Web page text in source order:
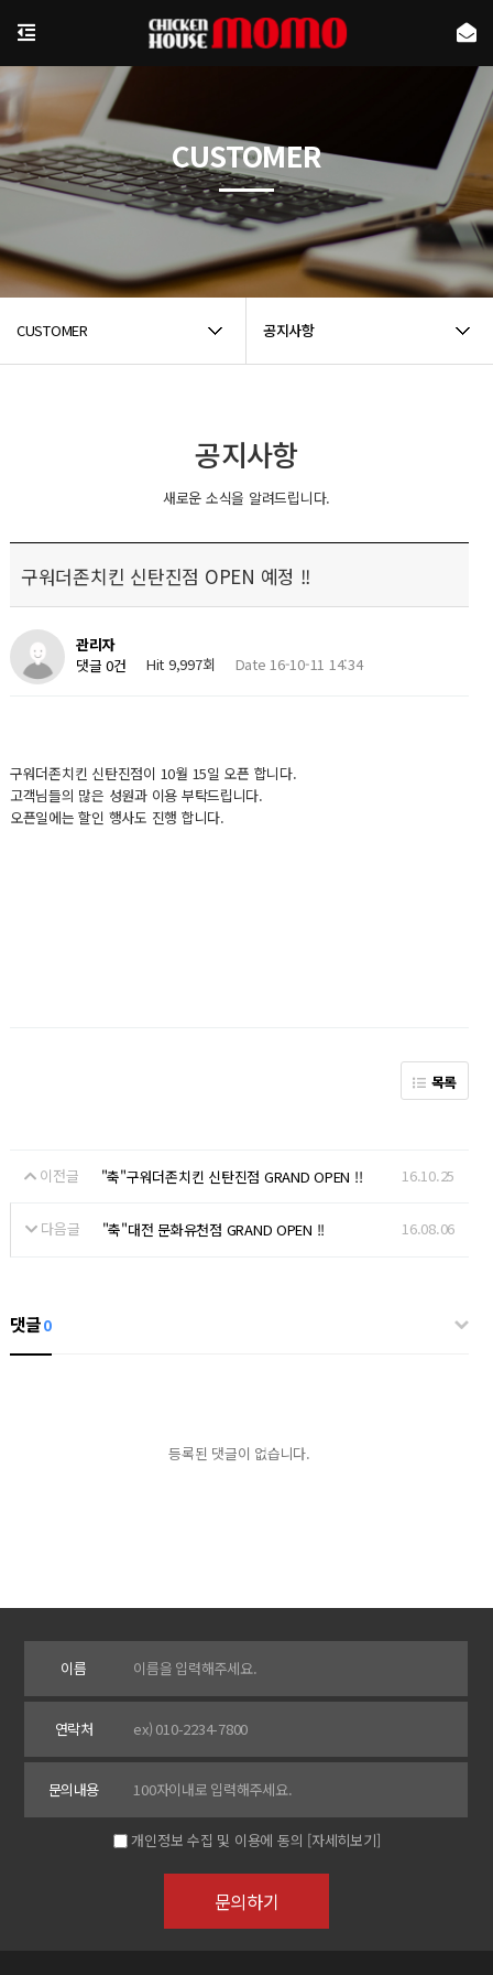
CUSTOMER 공지사항
CUSTOMER
공지사항
새로운 소식을 알려드립니다.
구워더존치킨 신탄진점 OPEN 예정 !!
관리자
댓글 0건
Hit 9,997회 Date 16-10-11 14:34
구워더존치킨 신탄진점이 10월 15일 오픈 합니다.
고객님들의 많은 성원과 이용 부탁드립니다.
오픈일에는 할인 행사도 진행 합니다.
목록
이전글 "축"구워더존치킨 신탄진점 GRAND OPEN !! 16.10.25
다음글 "축"대전 문화유천점 GRAND OPEN !! 16.08.06
댓글0
등록된 댓글이 없습니다.
이름
연락처
문의내용
개인정보 수집 및 이용에 동의 [자세히보기]